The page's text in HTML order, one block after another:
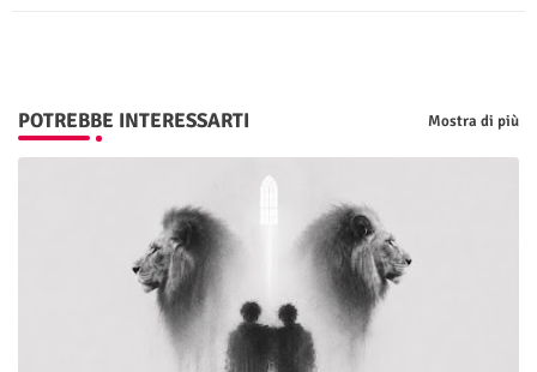
POTREBBE INTERESSARTI Mostra di più